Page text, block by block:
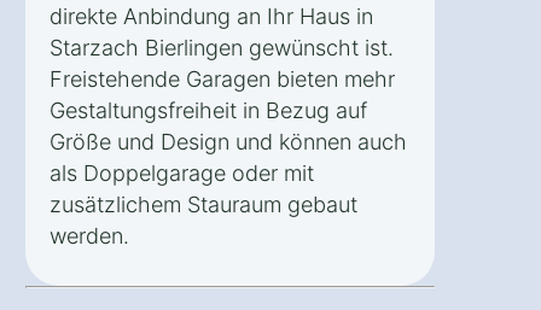
direkte Anbindung an Ihr Haus in
Starzach Bierlingen gewünscht ist.
Freistehende Garagen bieten mehr
Gestaltungsfreiheit in Bezug auf
Größe und Design und können auch
als Doppelgarage oder mit
zusätzlichem Stauraum gebaut
werden.